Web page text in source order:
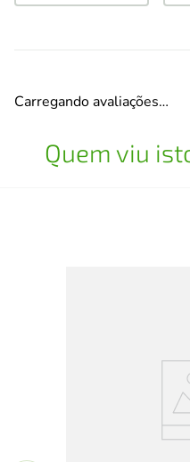
Carregando avaliações…
Quem viu